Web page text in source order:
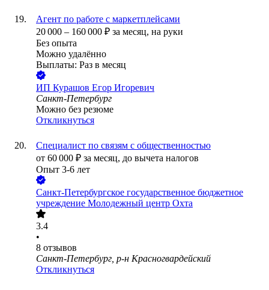
Агент по работе с маркетплейсами
20 000 – 160 000 ₽ за месяц, на руки
Без опыта
Можно удалённо
Выплаты: Раз в месяц
ИП Курашов Егор Игоревич
Санкт-Петербург
Можно без резюме
Откликнуться
Специалист по связям с общественностью
от 60 000 ₽ за месяц, до вычета налогов
Опыт 3-6 лет
Санкт-Петербургское государственное бюджетное
учреждение Молодежный центр Охта
3.4
•
8 отзывов
Санкт-Петербург, р-н Красногвардейский
Откликнуться